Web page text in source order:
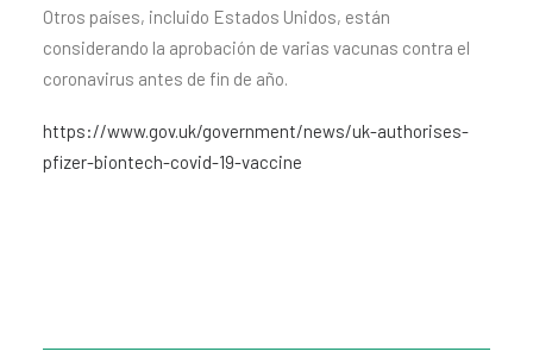
Otros países, incluido Estados Unidos, están
considerando la aprobación de varias vacunas contra el
coronavirus antes de fin de año.
https://www.gov.uk/government/news/uk-authorises-
pfizer-biontech-covid-19-vaccine